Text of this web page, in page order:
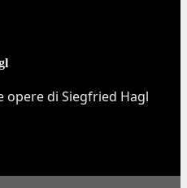
opere di Siegfried Hagl